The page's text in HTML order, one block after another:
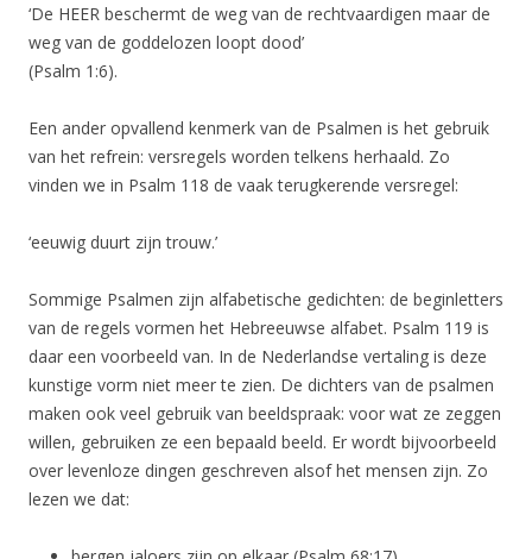
‘De HEER beschermt de weg van de rechtvaardigen maar de
weg van de goddelozen loopt dood’
(Psalm 1:6).
Een ander opvallend kenmerk van de Psalmen is het gebruik
van het refrein: versregels worden telkens herhaald. Zo
vinden we in Psalm 118 de vaak terugkerende versregel:
‘eeuwig duurt zijn trouw.’
Sommige Psalmen zijn alfabetische gedichten: de beginletters
van de regels vormen het Hebreeuwse alfabet. Psalm 119 is
daar een voorbeeld van. In de Nederlandse vertaling is deze
kunstige vorm niet meer te zien. De dichters van de psalmen
maken ook veel gebruik van beeldspraak: voor wat ze zeggen
willen, gebruiken ze een bepaald beeld. Er wordt bijvoorbeeld
over levenloze dingen geschreven alsof het mensen zijn. Zo
lezen we dat: